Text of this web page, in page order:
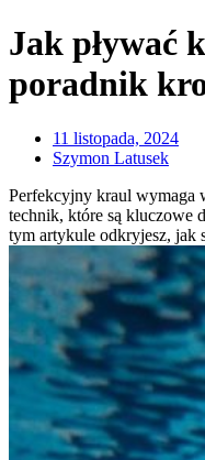
Jak pływać
poradnik
11 listopada, 2024
Szymon Latusek
Perfekcyjny kraul wymaga
technik, które są kluczowe
tym artykule odkryjesz, jak